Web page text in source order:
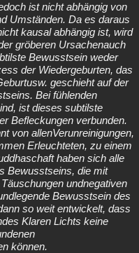
ist nicht abhängig von
Umständen. Da es daraus
kausal abhängig ist, wird
gröberen Ursachenauch
Bewusstsein weder
der Wiedergeburten, das
geschieht auf der
Bei fühlenden
ist dieses subtilste
Befleckungen verbunden.
von allenVerunreinigungen,
Erleuchteten, zu einem
haben sich alle
Bewusstseins, die mit
undnegativen
Bewusstsein des
so weit entwickelt, dass
Klaren Lichts keine
können.